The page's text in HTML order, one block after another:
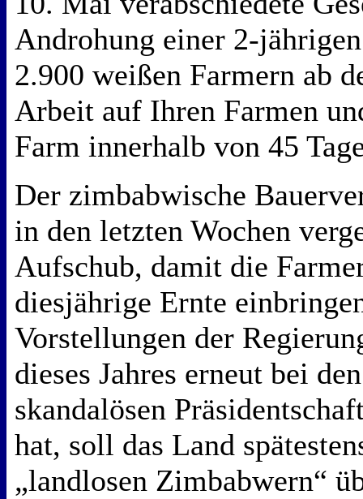
Androhung einer 2-
2.900 weißen Farmern ab
Arbeit auf Ihren Farmen
Farm innerhalb von 45
Der zimbabwische
in den letzten Wochen
Aufschub, damit die
diesjährige Ernte
Vorstellungen der
dieses Jahres erneut bei
skandalösen
hat, soll das Land
„landlosen Zimbabwern“